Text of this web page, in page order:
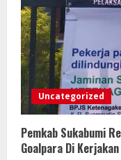
Uncategorized
Pemkab Sukabumi
Goalpara Di